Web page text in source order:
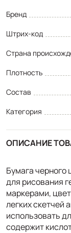
Бренд
Штрих-код
Страна
Плотность
Состав
Категория
ОПИСАНИЕ
Бумага черного
для рисования
маркерами,
легких
использовать
содержит